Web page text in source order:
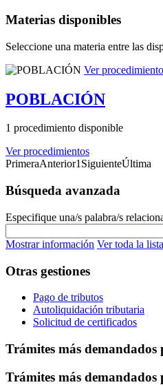
Materias disponibles
Seleccione una materia entre las
Ver
POBLACIÓN
1 procedimiento disponible
Ver procedimientos
PrimeraAnterior1SiguienteÚltima
Búsqueda avanzada
Especifique una/s palabra/s
Mostrar información Ver toda la lista
Otras gestiones
Pago de tributos
Autoliquidación tributaria
Solicitud de certificados
Trámites más
Trámites más demandados